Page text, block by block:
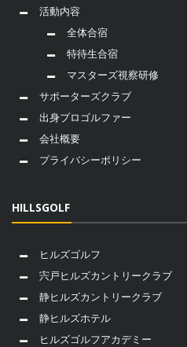
活動内容
全体合宿
特待生合宿
マスターズ視察研修
サポーターズクラブ
出身プロゴルファー
会社概要
プライバシーポリシー
HILLSGOLF
ヒルズゴルフ
宍戸ヒルズカントリークラブ
静ヒルズカントリークラブ
静ヒルズホテル
ヒルズゴルフアカデミー